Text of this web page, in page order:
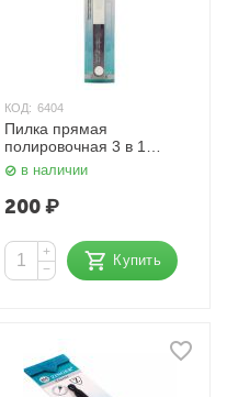
КОД: 6404
Пилка прямая
полировочная 3 в 1
Classic 240/800/3000 BA-
27 Zinger
в наличии
200₽
+
−
Купить